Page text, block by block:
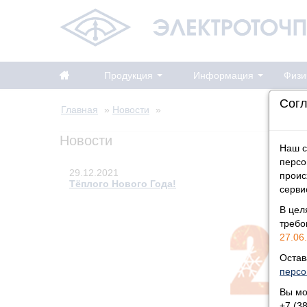
Наш
В
Вы
Продукция Информация
Главная » Новости »
Новости
29.12.2021
Тёплого Нового Года!
Примите искренние поздравления с наступающим